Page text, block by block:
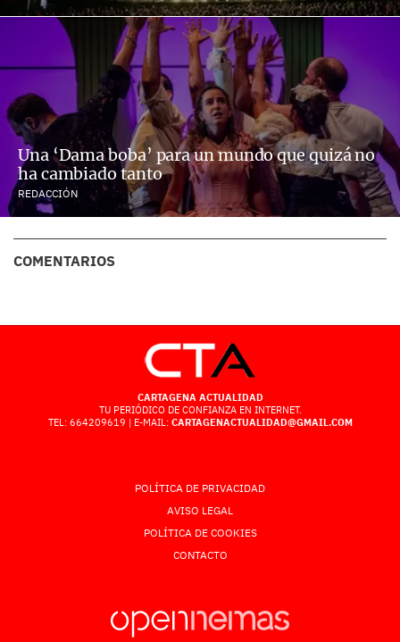
Una ‘Dama boba’ para un mundo que quizá no
ha cambiado tanto
REDACCIÓN
COMENTARIOS
CARTAGENA ACTUALIDAD
TU PERIÓDICO DE CONFIANZA EN INTERNET.
TEL: 664209619 | E-MAIL: CARTAGENACTUALIDAD@GMAIL.COM
POLÍTICA DE PRIVACIDAD
AVISO LEGAL
POLÍTICA DE COOKIES
CONTACTO